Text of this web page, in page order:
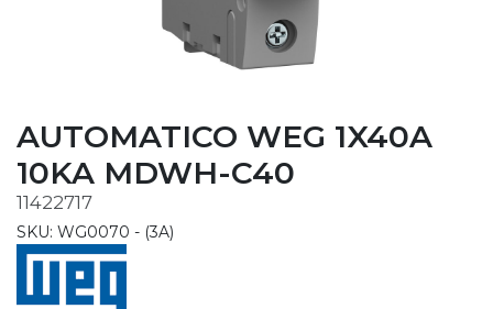
AUTOMATICO WEG 1X40A
10KA MDWH-C40
11422717
SKU: WG0070 - (3A)